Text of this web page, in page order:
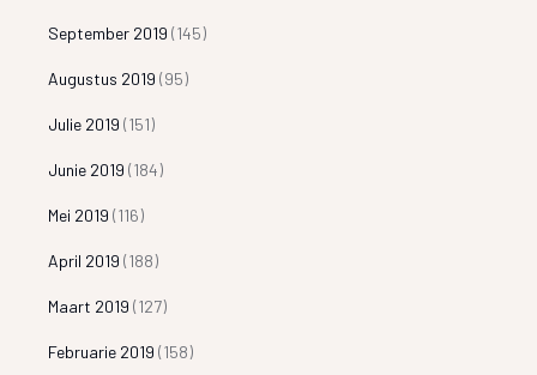
September 2019 (145)
Augustus 2019 (95)
Julie 2019 (151)
Junie 2019 (184)
Mei 2019 (116)
April 2019 (188)
Maart 2019 (127)
Februarie 2019 (158)